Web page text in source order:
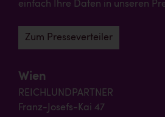
einfach Ihre Daten in unseren
Zum Presseverteiler
Wien
REICHLUNDPARTNER
Franz-Josefs-Kai 47